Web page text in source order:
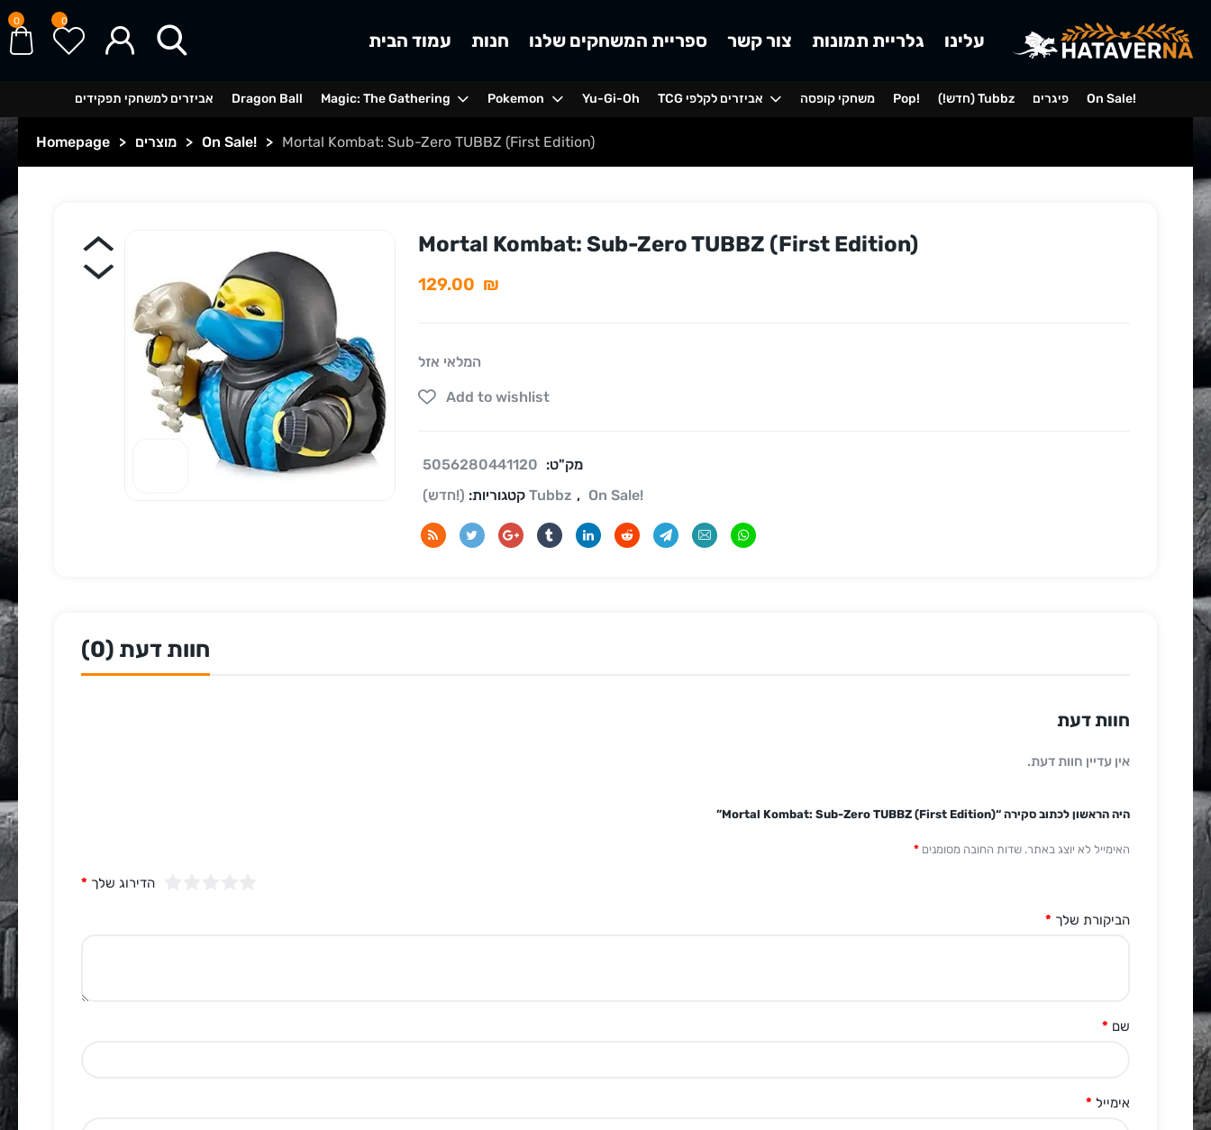
0 0
עמוד הבית חנות ספריית המשחקים שלנו צור קשר גלריית תמונות עלינו
אביזרים למשחקי תפקידים Dragon Ball Magic: The Gathering Pokemon Yu-Gi-Oh TCG אביזרים לקלפי משחקי קופסה Pop! (!חדש) Tubbz פיגרים On Sale!
Homepage > מוצרים > On Sale! > Mortal Kombat: Sub-Zero TUBBZ (First Edition)
Mortal Kombat: Sub-Zero TUBBZ (First Edition)
129.00 ₪
המלאי אזל
Add to wishlist
מק"ט: 5056280441120
קטגוריות: (!חדש) Tubbz , On Sale!
חוות דעת (0)
חוות דעת
אין עדיין חוות דעת.
היה הראשון לכתוב סקירה “Mortal Kombat: Sub-Zero TUBBZ (First Edition)”
האימייל לא יוצג באתר. שדות החובה מסומנים *
הדירוג שלך *
הביקורת שלך *
שם *
אימייל *